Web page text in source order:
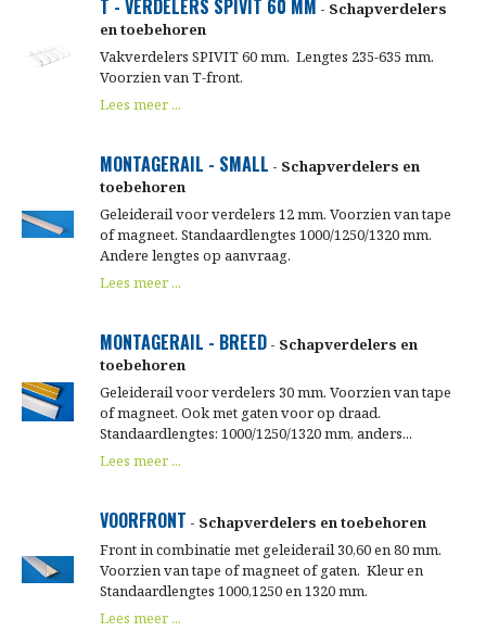
T - VERDELERS SPIVIT 60 MM - Schapverdelers
en toebehoren
Vakverdelers SPIVIT 60 mm. Lengtes 235-635 mm.
Voorzien van T-front.
Lees meer ...
MONTAGERAIL - SMALL - Schapverdelers en
toebehoren
Geleiderail voor verdelers 12 mm. Voorzien van tape
of magneet. Standaardlengtes 1000/1250/1320 mm.
Andere lengtes op aanvraag.
Lees meer ...
MONTAGERAIL - BREED- Schapverdelers en
toebehoren
Geleiderail voor verdelers 30 mm. Voorzien van tape
of magneet. Ook met gaten voor op draad.
Standaardlengtes: 1000/1250/1320 mm, anders...
Lees meer ...
VOORFRONT - Schapverdelers en toebehoren
Front in combinatie met geleiderail 30,60 en 80 mm.
Voorzien van tape of magneet of gaten. Kleur en
Standaardlengtes 1000,1250 en 1320 mm.
Lees meer ...